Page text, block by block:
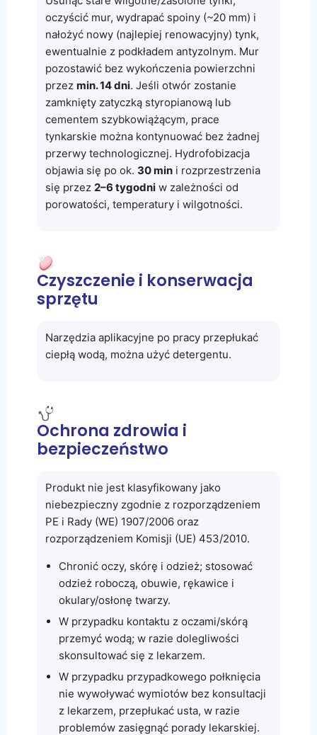
oczyścić mur, wydrapać spoiny (~20 mm) i
nałożyć nowy (najlepiej renowacyjny) tynk,
ewentualnie z podkładem antyzolnym. Mur
pozostawić bez wykończenia powierzchni
przezmin. 14 dni. Jeśli otwór zostanie
zamknięty zatyczką styropianową lub
cementem szybkowiążącym, prace
tynkarskie można kontynuować bez żadnej
przerwy technologicznej. Hydrofobizacja
objawia się po ok. 30 min i rozprzestrzenia
się przez 2–6 tygodni w zależności od
porowatości, temperatury i wilgotności.
Czyszczenie i konserwacja
sprzętu
Narzędzia aplikacyjne po pracy przepłukać
ciepłą wodą, można użyć detergentu.
Ochrona zdrowia i
bezpieczeństwo
Produkt nie jest klasyfikowany jako
niebezpieczny zgodnie z rozporządzeniem
PE i Rady (WE) 1907/2006 oraz
rozporządzeniem Komisji (UE) 453/2010.
Chronić oczy, skórę i odzież; stosować
odzież roboczą, obuwie, rękawice i
okulary/osłonę twarzy.
W przypadku kontaktu z oczami/skórą
przemyć wodą; w razie dolegliwości
skonsultować się z lekarzem.
W przypadku przypadkowego połknięcia
nie wywoływać wymiotów bez konsultacji
z lekarzem, przepłukać usta, w razie
problemów zasięgnąć porady lekarskiej.